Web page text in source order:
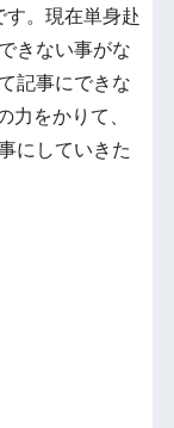
す。現在単身赴
きない事がな
記事にできな
力をかりて、
にしていきた